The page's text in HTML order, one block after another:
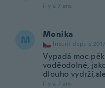
il y a 7 ans
M Monika
Inscrit depuis 2017
Vypadá moc
voděodolné,
dlouho
il y a 7 ans